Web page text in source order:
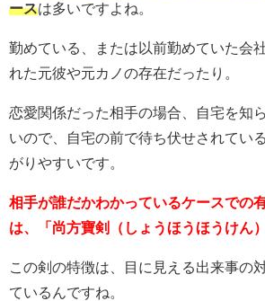
ースは多いですよね。
勤めている、または以前勤めていた会
れた元彼や元カノの存在だったり。
恋愛関係だった相手の場合、自宅を知
いので、自宅の前で待ち伏せされてい
がりやすいです。
相手が誰だかわかっているケースでの
は、
「尚方寶剣（しょうほうほうけん
この剣の特徴は、目に見える出来事の
ているんですね。